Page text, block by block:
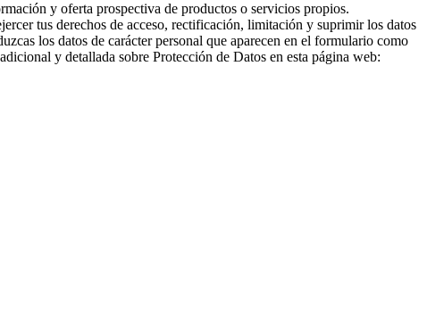
y oferta prospectiva de productos o servicios propios.
tus derechos de acceso, rectificación, limitación y suprimir los datos
los datos de carácter personal que aparecen en el formulario como
y detallada sobre Protección de Datos en esta página web: